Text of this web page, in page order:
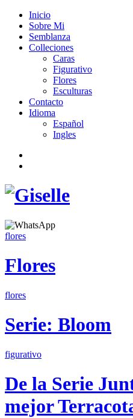
Inicio
Sobre Mi
Semblanza
Colleciones
Caras
Figurativo
Flores
Esculturas
Contacto
Idioma
Español
Ingles
flores
Flores
flores
Serie: Bloom
figurativo
De la Serie
mejor